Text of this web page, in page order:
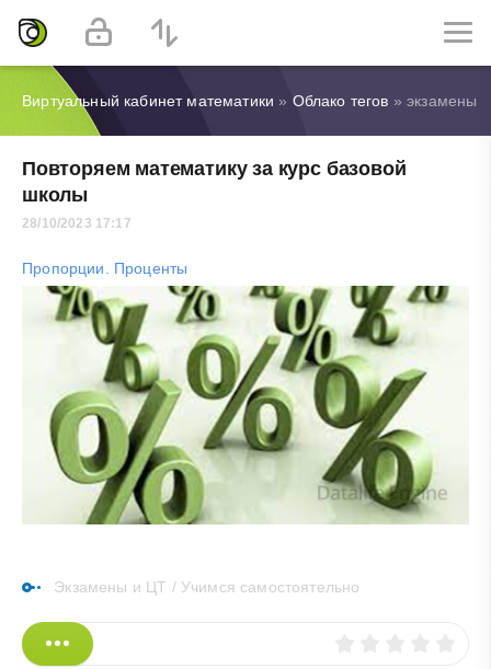
Виртуальный кабинет математики » Облако тегов » экзамены
Повторяем математику за курс базовой
школы
28/10/2023 17:17
Пропорции. Проценты
Экзамены и ЦТ / Учимся самостоятельно